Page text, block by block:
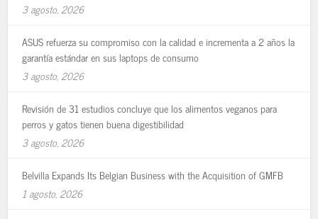
3 agosto, 2026
ASUS refuerza su compromiso con la calidad e incrementa a 2 años la
garantía estándar en sus laptops de consumo
3 agosto, 2026
Revisión de 31 estudios concluye que los alimentos veganos para
perros y gatos tienen buena digestibilidad
3 agosto, 2026
Belvilla Expands Its Belgian Business with the Acquisition of GMFB
1 agosto, 2026